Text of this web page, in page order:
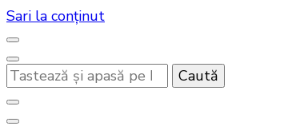
Sari la conținut
Cauți
ceva?